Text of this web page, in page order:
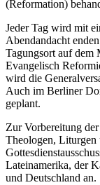
(Reformation)
Jeder Tag wird mit
Abendandacht
Tagungsort auf dem
Evangelisch
wird die
Auch im Berliner
geplant.
Zur Vorbereitung
Theologen, Liturgen
Lateinamerika, der
und Deutschland an.